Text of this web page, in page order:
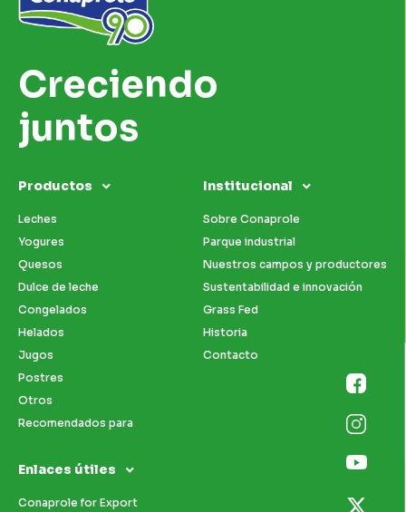
Creciendo
juntos
Productos
Leches
Yogures
Quesos
Dulce de leche
Congelados
Helados
Jugos
Postres
Otros
Recomendados para
Institucional
Sobre Conaprole
Parque industrial
Nuestros campos y productores
Sustentabilidad e innovación
Grass Fed
Historia
Contacto
Enlaces útiles
Conaprole for Export